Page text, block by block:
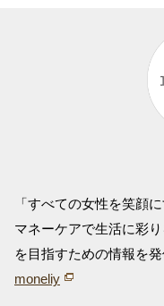
「すべての女性を笑顔
マネーケアで生活に彩
を目指すための情報を発
moneliy